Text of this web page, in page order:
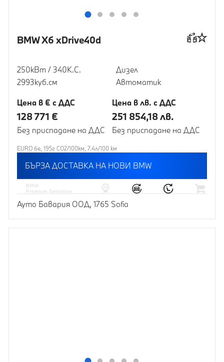
BMW X6 xDrive40d
250кВт / 340К.С.
2993куб.cм
Дизел
Автоматик
Цена в € с ДДС
128 771 €
Без приспадане на ДДС
Цена в лв. с ДДС
251 854,18 лв.
Без приспадане на ДДС
EURO 6e, 195г CO2/100км, 7.4л/100 км
БЪРЗА ДОСТАВКА НА НОВИ BMW
Ауто Бавария ООД, 1765 Sofia